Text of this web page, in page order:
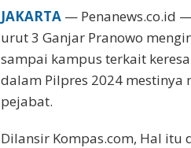
JAKARTA— Penanews.co.id
urut 3 Ganjar Pranowo
sampai kampus terkait
dalam Pilpres 2024
pejabat.
Dilansir Kompas.com, Hal